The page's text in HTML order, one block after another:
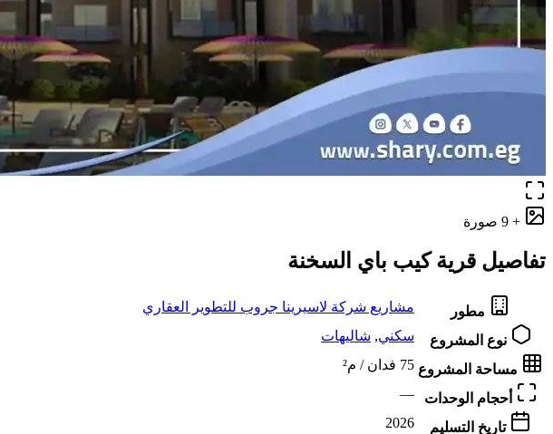
+ 9 صورة
تفاصيل قرية كيب باي السخنة
مطور مشاريع شركة لاسيرينا جروب للتطوير العقاري
نوع المشروع سكني, شاليهات
مساحة المشروع 75 فدان / م²
أحجام الوحدات —
تاريخ التسليم 2026